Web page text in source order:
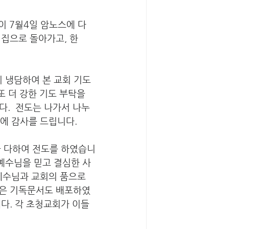
7월4일 암노스에 다
으로 돌아가고, 한
담하여 본 교회 기도
더 강한 기도 부탁을
.  전도는 나가서 나누
감사를 드립니다.
하여 전도를 하였습니
수님을 믿고 결심한 사
님과 교회의 품으로
기독문서도 배포하였
. 각 초청교회가 이들